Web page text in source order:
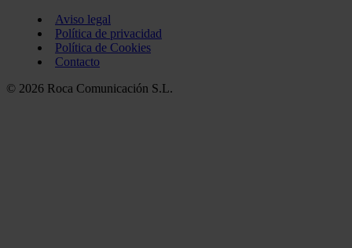
Aviso legal
Política de privacidad
Política de Cookies
Contacto
© 2026 Roca Comunicación S.L.